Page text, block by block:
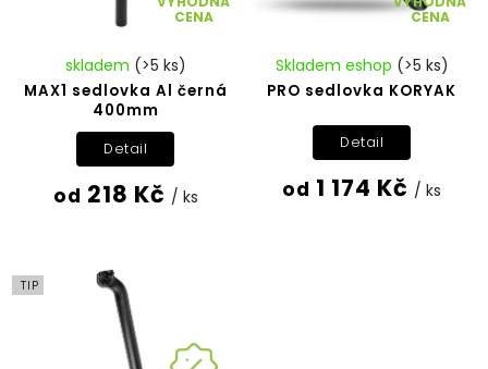
CENA
MAX1 sedlovka Al černá
400mm
skladem (>5 ks)
od 218 Kč / ks
Detail
CENA
PRO sedlovka KORYAK
Skladem eshop (>5 ks)
od 1 174 Kč / ks
Detail
TIP